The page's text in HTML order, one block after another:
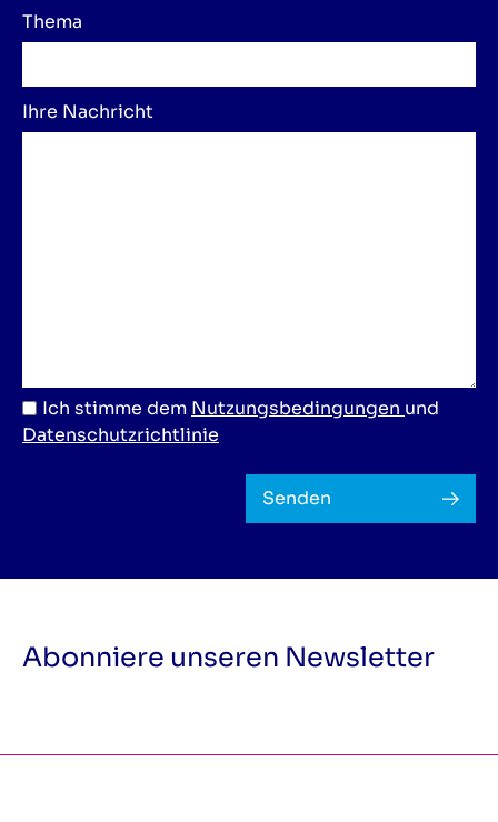
Thema
Ihre Nachricht
Ich stimme dem Nutzungsbedingungen und
Datenschutzrichtlinie
Senden
Abonniere unseren Newsletter